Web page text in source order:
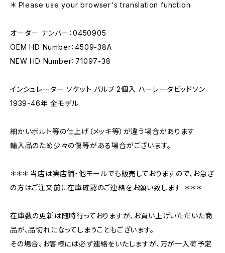
＊ Please use your browser's translation function
オーダー ナンバー：0450905
OEM HD Number：4509-38A
NEW HD Number：71097-38
インシュレーター ソケット バルブ 2個入 ハーレーダビッドソン
1939-46年 全モデル
細かいボルト等の仕上げ（メッキ等）が違う場合があります
輸入品のため少々の傷等がある場合がございます。
＊＊＊ 当店は実店舗・他モールでも販売しておりますので、お急ぎ
の方はご注文前に在庫確認のご連絡をお願い致します ＊＊＊
在庫数の更新は随時行っておりますが、お買い上げいただいた商
品が、品切れになってしまうこともございます。
その場合、お客様には必ず連絡をいたしますが、万が一入荷予定